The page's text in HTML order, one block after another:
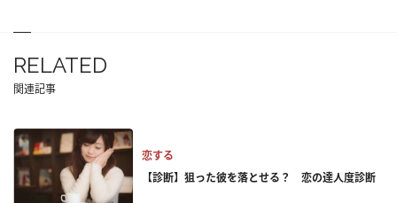
RELATED
関連記事
恋する
【診断】狙った彼を落とせる？ 恋の達人度診断